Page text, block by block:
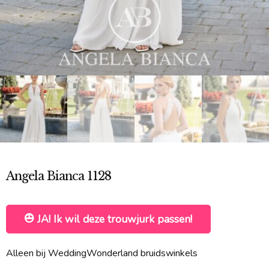
Angela Bianca 1128
JA! Ik wil deze trouwjurk passen!
Alleen bij WeddingWonderland bruidswinkels